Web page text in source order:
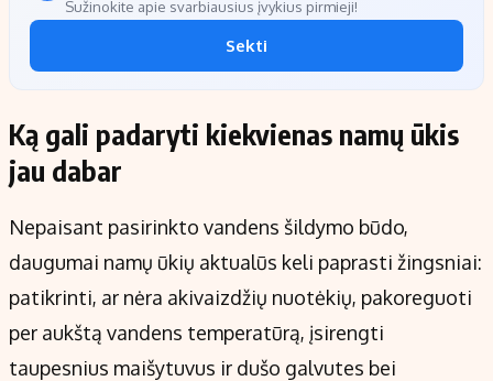
Sužinokite apie svarbiausius įvykius pirmieji!
Sekti
Ką gali padaryti kiekvienas namų ūkis
jau dabar
Nepaisant pasirinkto vandens šildymo būdo,
daugumai namų ūkių aktualūs keli paprasti žingsniai:
patikrinti, ar nėra akivaizdžių nuotėkių, pakoreguoti
per aukštą vandens temperatūrą, įsirengti
taupesnius maišytuvus ir dušo galvutes bei